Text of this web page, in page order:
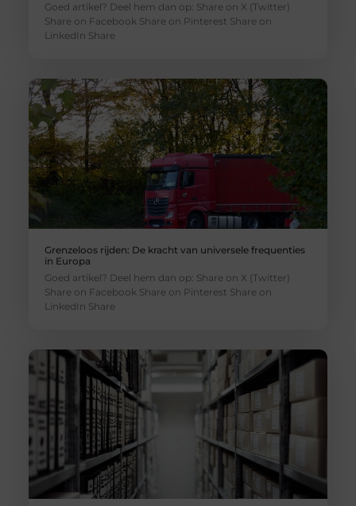
Goed artikel? Deel hem dan op: Share on X (Twitter)
Share on Facebook Share on Pinterest Share on
LinkedIn Share
Grenzeloos rijden: De kracht van universele frequenties
in Europa
Goed artikel? Deel hem dan op: Share on X (Twitter)
Share on Facebook Share on Pinterest Share on
LinkedIn Share